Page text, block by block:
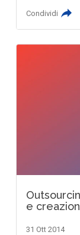
Condividi
e
31 Ott 2014